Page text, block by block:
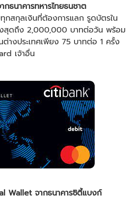
ธนาคารทหารไทยธนชาต
กสกุลเงินที่ต้องการแลก รูดบัตรใน
งสุดถึง 2,000,000 บาทต่อวัน พร้อม
ต่างประเทศเพียง 75 บาทต่อ 1 ครั้ง
เจ้าอื่น
Wallet จากธนาคารซิตี้แบงก์